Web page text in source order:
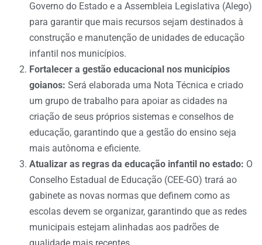
Governo do Estado e a Assembleia Legislativa (Alego)
para garantir que mais recursos sejam destinados à
construção e manutenção de unidades de educação
infantil nos municípios.
Fortalecer a gestão educacional nos municípios
goianos: Será elaborada uma Nota Técnica e criado
um grupo de trabalho para apoiar as cidades na
criação de seus próprios sistemas e conselhos de
educação, garantindo que a gestão do ensino seja
mais autônoma e eficiente.
Atualizar as regras da educação infantil no estado: O
Conselho Estadual de Educação (CEE-GO) trará ao
gabinete as novas normas que definem como as
escolas devem se organizar, garantindo que as redes
municipais estejam alinhadas aos padrões de